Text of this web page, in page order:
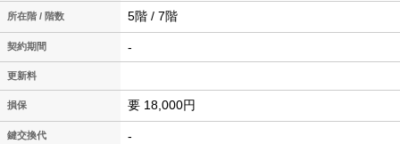
所在階 / 階数 5階 / 7階
契約期間 -
更新料
損保 要 18,000円
鍵交換代 -